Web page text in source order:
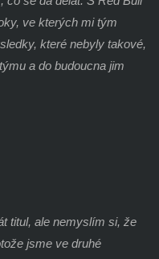
ve kterých mi tým
které nebyly takové,
a do budoucna jim
titul, ale nemyslím si, že
jsme ve druhé